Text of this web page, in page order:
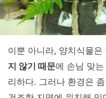
이뿐 아니라, 양치식물은
지 않기 때문에 손님 맞
리하다. 그러나 환경은